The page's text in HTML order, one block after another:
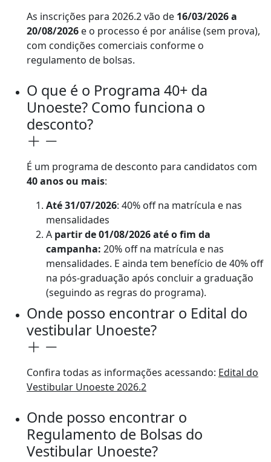
As inscrições para 2026.2 vão de 16/03/2026 a
20/08/2026 e o processo é por análise (sem prova),
com condições comerciais conforme o
regulamento de bolsas.
O que é o Programa 40+ da
Unoeste? Como funciona o
desconto?
É um programa de desconto para candidatos com
40 anos ou mais:
Até 31/07/2026: 40% off na matrícula e nas
mensalidades
A partir de 01/08/2026 até o fim da
campanha: 20% off na matrícula e nas
mensalidades. E ainda tem benefício de 40% off
na pós-graduação após concluir a graduação
(seguindo as regras do programa).
Onde posso encontrar o Edital do
vestibular Unoeste?
Confira todas as informações acessando: Edital do
Vestibular Unoeste 2026.2
Onde posso encontrar o
Regulamento de Bolsas do
Vestibular Unoeste?